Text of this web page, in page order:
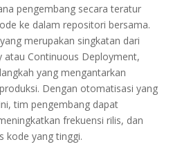
pengembang secara teratur
ke dalam repositori bersama.
merupakan singkatan dari
atau Continuous Deployment,
yang mengantarkan
Dengan otomatisasi yang
tim pengembang dapat
frekuensi rilis, dan
kode yang tinggi.